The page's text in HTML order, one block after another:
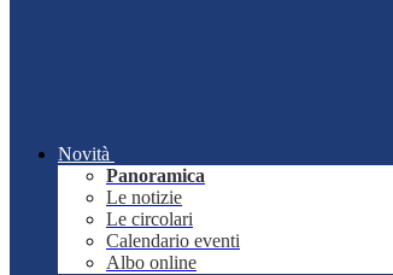
Novità
Panoramica
Le notizie
Le circolari
Calendario eventi
Albo online